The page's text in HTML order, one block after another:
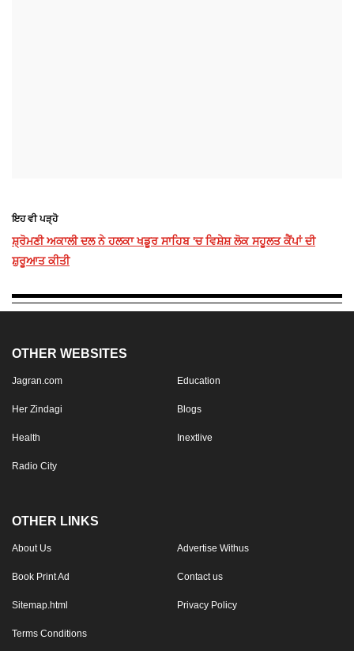
ਇਹ ਵੀ ਪੜ੍ਹੋ
ਸ਼੍ਰੋਮਣੀ ਅਕਾਲੀ ਦਲ ਨੇ ਹਲਕਾ ਖਡੂਰ ਸਾਹਿਬ 'ਚ ਵਿਸ਼ੇਸ਼ ਲੋਕ ਸਹੂਲਤ ਕੈਂਪਾਂ ਦੀ
ਸ਼ੁਰੂਆਤ ਕੀਤੀ
OTHER WEBSITES
Jagran.com Education
Her Zindagi Blogs
Health Inextlive
Radio City
OTHER LINKS
About Us Advertise Withus
Book Print Ad Contact us
Sitemap.html Privacy Policy
Terms Conditions